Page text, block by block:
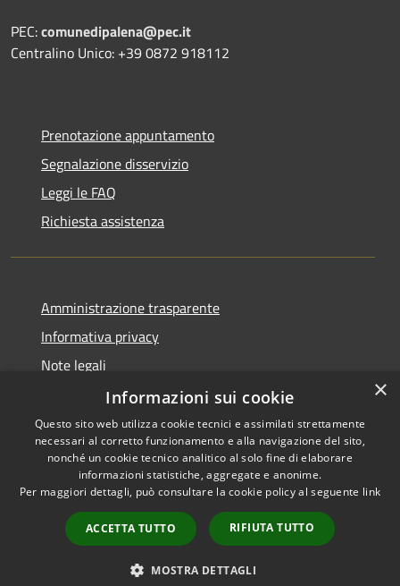
PEC:comunedipalena@pec.it
Centralino Unico: +39 0872 918112
Prenotazione appuntamento
Segnalazione disservizio
Leggi le FAQ
Richiesta assistenza
Amministrazione trasparente
Informativa privacy
Note legali
Dichiarazione di accessibilità
RSS
Accessibilità
Copyright © 2026 • Comune di
Municipium•
Accesso
redazione
×
Informazioni sui cookie
Questo sito web utilizza cookie tecnici e assimilati strettamente
necessari al corretto funzionamento e alla navigazione del sito,
nonché un cookie tecnico analitico al solo fine di elaborare
informazioni statistiche, aggregate e anonime.
Per maggiori dettagli, può consultare la cookie policy al seguente link
ACCETTA TUTTO RIFIUTA TUTTO
MOSTRA DETTAGLI